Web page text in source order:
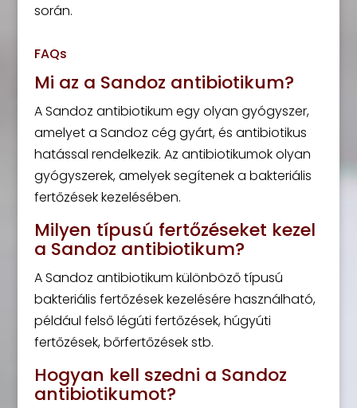
során.
FAQs
Mi az a Sandoz antibiotikum?
A Sandoz antibiotikum egy olyan gyógyszer,
amelyet a Sandoz cég gyárt, és antibiotikus
hatással rendelkezik. Az antibiotikumok olyan
gyógyszerek, amelyek segítenek a bakteriális
fertőzések kezelésében.
Milyen típusú fertőzéseket kezel
a Sandoz antibiotikum?
A Sandoz antibiotikum különböző típusú
bakteriális fertőzések kezelésére használható,
például felső légúti fertőzések, húgyúti
fertőzések, bőrfertőzések stb.
Hogyan kell szedni a Sandoz
antibiotikumot?